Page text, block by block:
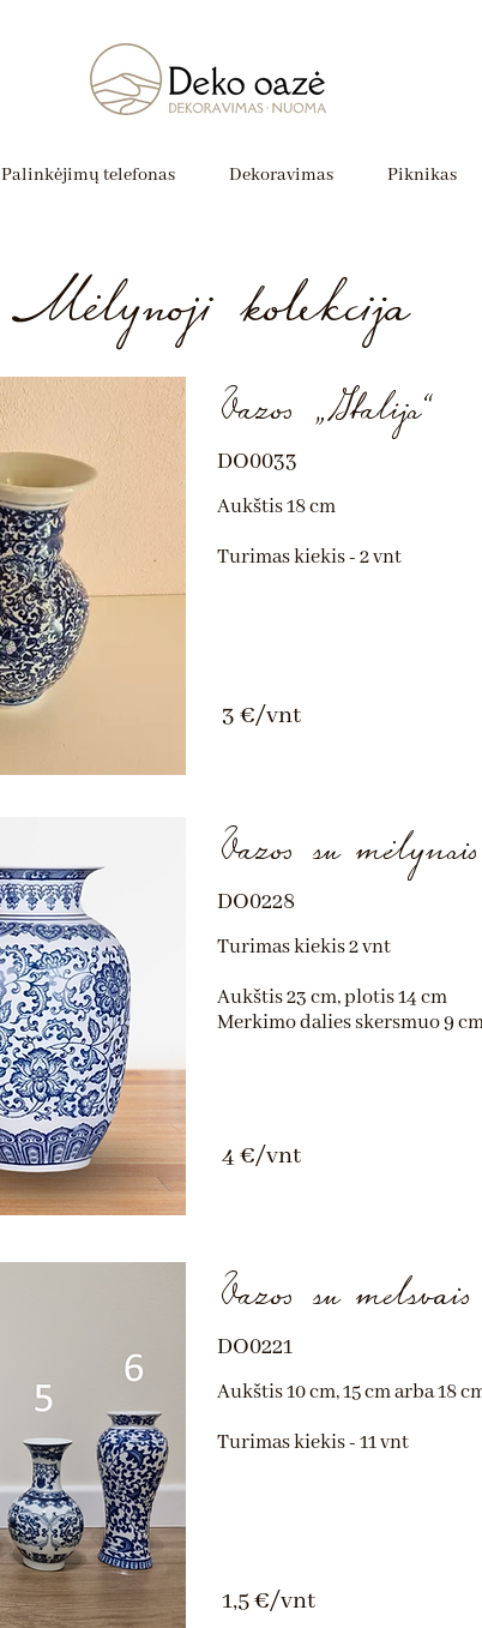
Palinkėjimų telefonas Dekoravimas Piknikas
Mėlynoji kolekcija
Vazos „Italija“
DO0033
Aukštis 18 cm
Turimas kiekis - 2 vnt
3 €/vnt
Vazos su
DO0228
Turimas kiekis 2 vnt
Aukštis 23 cm, plotis 14 cm
Merkimo dalies skersmuo 9
4 €/vnt
Vazos su
DO0221
Aukštis 10 cm, 15 cm arba 18
Turimas kiekis - 11 vnt
1,5 €/vnt